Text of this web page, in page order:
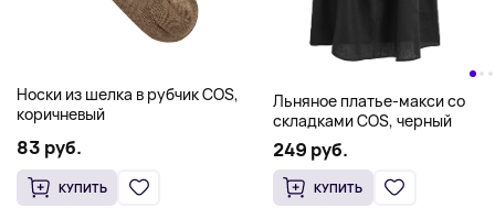
Носки из шелка в рубчик COS,
коричневый
83 руб.
КУПИТЬ
Льняное платье-макси со
складками COS, черный
249 руб.
КУПИТЬ